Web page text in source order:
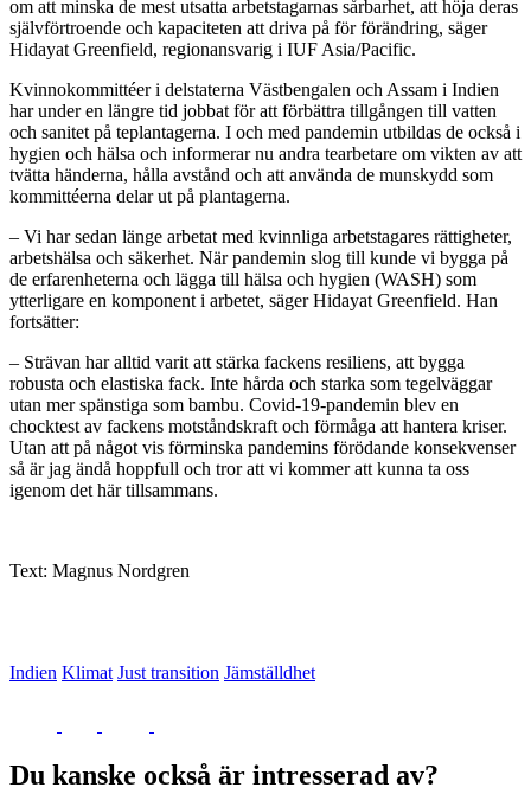
om att minska de mest utsatta arbetstagarnas sårbarhet, att höja deras
självförtroende och kapaciteten att driva på för förändring, säger
Hidayat Greenfield, regionansvarig i IUF Asia/Pacific.
Kvinnokommittéer i delstaterna Västbengalen och Assam i Indien
har under en längre tid jobbat för att förbättra tillgången till vatten
och sanitet på teplantagerna. I och med pandemin utbildas de också i
hygien och hälsa och informerar nu andra tearbetare om vikten av att
tvätta händerna, hålla avstånd och att använda de munskydd som
kommittéerna delar ut på plantagerna.
– Vi har sedan länge arbetat med kvinnliga arbetstagares rättigheter,
arbetshälsa och säkerhet. När pandemin slog till kunde vi bygga på
de erfarenheterna och lägga till hälsa och hygien (WASH) som
ytterligare en komponent i arbetet, säger Hidayat Greenfield. Han
fortsätter:
– Strävan har alltid varit att stärka fackens resiliens, att bygga
robusta och elastiska fack. Inte hårda och starka som tegelväggar
utan mer spänstiga som bambu. Covid-19-pandemin blev en
chocktest av fackens motståndskraft och förmåga att hantera kriser.
Utan att på något vis förminska pandemins förödande konsekvenser
så är jag ändå hoppfull och tror att vi kommer att kunna ta oss
igenom det här tillsammans.
Text: Magnus Nordgren
Indien Klimat Just transition Jämställdhet
Du kanske också är intresserad av?